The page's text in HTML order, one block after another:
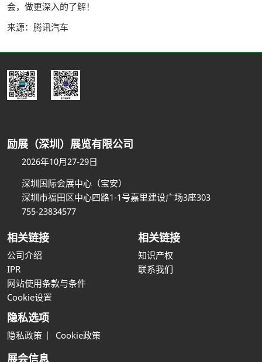
会，做更深入的了解！
来源：腾讯汽车
励展（深圳）展览有限公司
2026年10月27-29日
深圳国际会展中心（宝安）
深圳市福田区中心四路1-1号嘉里建设广场3座303
755-23834577
相关链接
公司介绍
IPR
网站使用条款与条件
Cookie设置
相关链接
知识产权
联系我们
隐私选项
隐私政策 Cookie政策
展会信息